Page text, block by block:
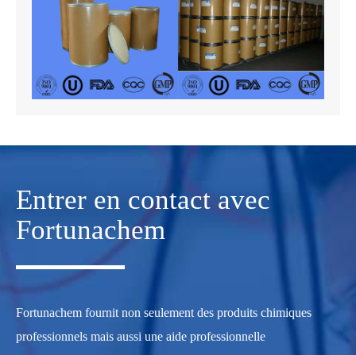
Entrer en contact avec
Fortunachem
Fortunachem fournit non seulement des produits chimiques
professionnels mais aussi une aide professionnelle